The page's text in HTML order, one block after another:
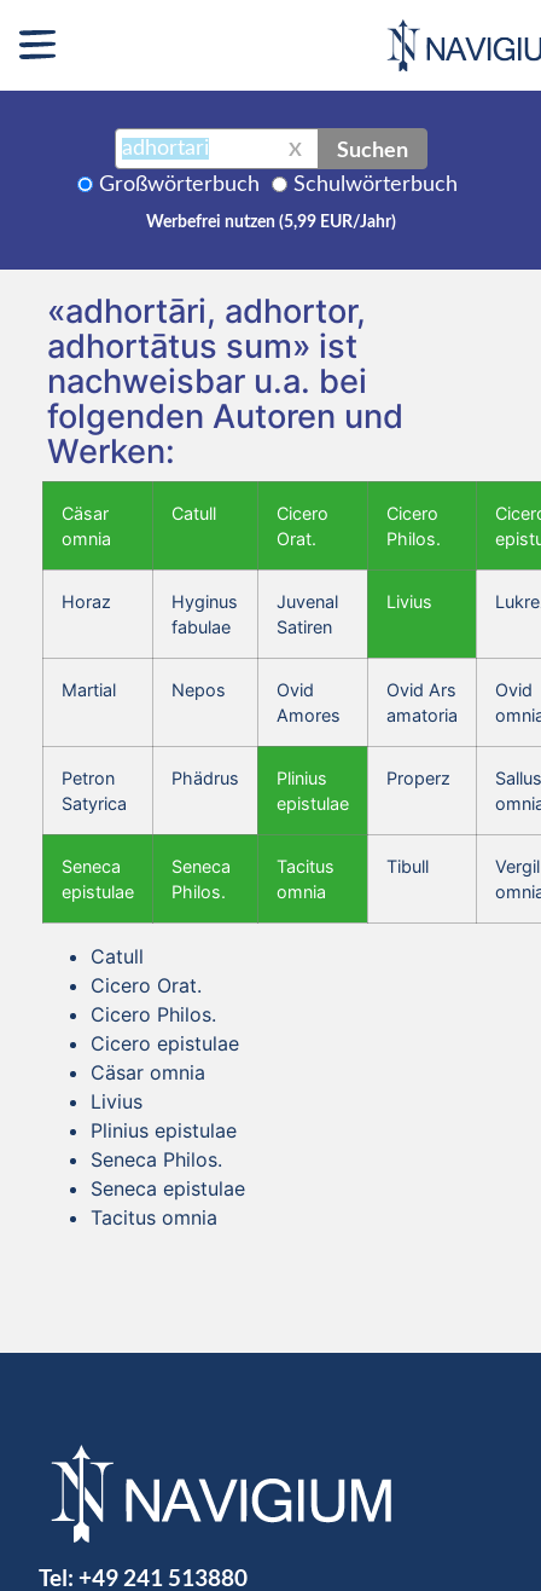
X Suchen
Großwörterbuch Schulwörterbuch
Werbefrei nutzen (5,99 EUR/Jahr)
«adhortāri, adhortor,
adhortātus sum» ist
nachweisbar u.a. bei
folgenden Autoren und
Werken:
Cäsar
omnia
Catull
Cicero
Orat.
Cicero
Philos.
Horaz
Hyginus
fabulae
Juvenal
Satiren
Livius
Martial Nepos
Ovid
Amores
Ovid Ars
amatoria
Ovid
Petron
Satyrica
Phädrus
Plinius
epistulae
Properz
Seneca
epistulae
Seneca
Philos.
Tacitus
omnia
Tibull
Vergil
Catull
Cicero Orat.
Cicero Philos.
Cicero epistulae
Cäsar omnia
Livius
Plinius epistulae
Seneca Philos.
Seneca epistulae
Tacitus omnia
Tel: +49 241 513880